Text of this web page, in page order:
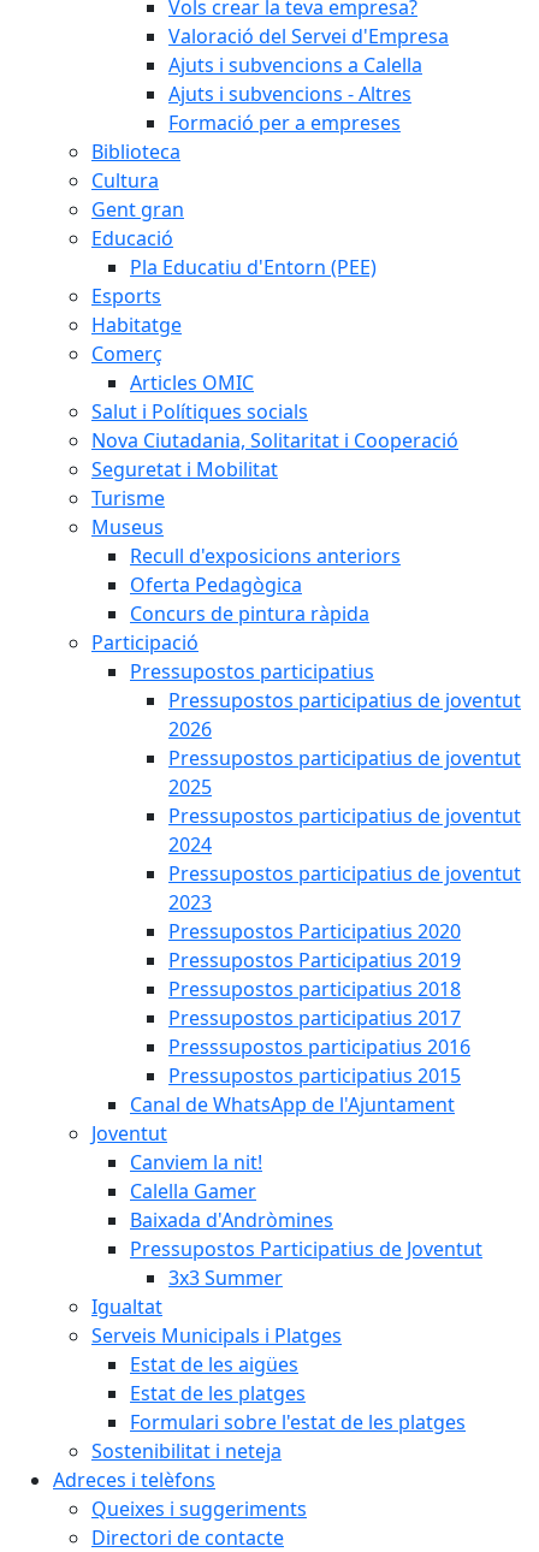
Vols crear la teva empresa?
Valoració del Servei d'Empresa
Ajuts i subvencions a Calella
Ajuts i subvencions - Altres
Formació per a empreses
Biblioteca
Cultura
Gent gran
Educació
Pla Educatiu d'Entorn (PEE)
Esports
Habitatge
Comerç
Articles OMIC
Salut i Polítiques socials
Nova Ciutadania, Solitaritat i Cooperació
Seguretat i Mobilitat
Turisme
Museus
Recull d'exposicions anteriors
Oferta Pedagògica
Concurs de pintura ràpida
Participació
Pressupostos participatius
Pressupostos participatius de joventut
2026
Pressupostos participatius de joventut
2025
Pressupostos participatius de joventut
2024
Pressupostos participatius de joventut
2023
Pressupostos Participatius 2020
Pressupostos Participatius 2019
Pressupostos participatius 2018
Pressupostos participatius 2017
Presssupostos participatius 2016
Pressupostos participatius 2015
Canal de WhatsApp de l'Ajuntament
Joventut
Canviem la nit!
Calella Gamer
Baixada d'Andròmines
Pressupostos Participatius de Joventut
3x3 Summer
Igualtat
Serveis Municipals i Platges
Estat de les aigües
Estat de les platges
Formulari sobre l'estat de les platges
Sostenibilitat i neteja
Adreces i telèfons
Queixes i suggeriments
Directori de contacte